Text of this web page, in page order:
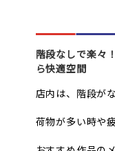
階段なしで楽々
ら快適空間
店内は、階段が
荷物が多い時や